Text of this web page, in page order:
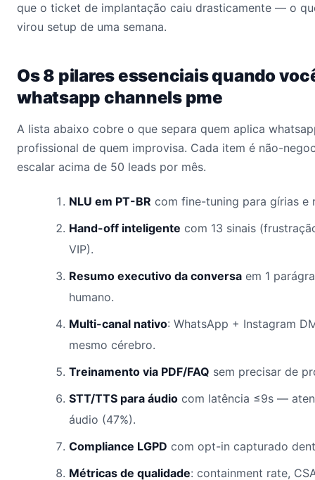
que o ticket de implantação caiu drasticamente — o
virou setup de uma semana.
Os 8 pilares essenciais quando
whatsapp channels pme
A lista abaixo cobre o que separa quem aplica
profissional de quem improvisa. Cada item é não-
escalar acima de 50 leads por mês.
NLU em PT-BR com fine-tuning para gírias e
Hand-off inteligente com 13 sinais
VIP).
Resumo executivo da conversa em 1
humano.
Multi-canal nativo: WhatsApp + Instagram
mesmo cérebro.
Treinamento via PDF/FAQ sem precisar de
STT/TTS para áudio com latência ≤9s —
áudio (47%).
Compliance LGPD com opt-in capturado
Métricas de qualidade: containment rate,